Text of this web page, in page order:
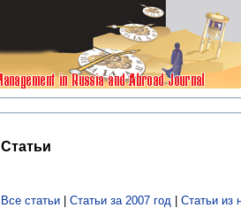
Статьи
Все статьи| Статьи за 2007 год | Статьи из